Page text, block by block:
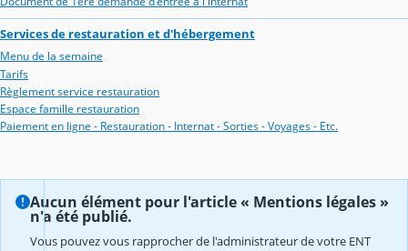
Services de restauration et d'hébergement
Menu de la semaine
Tarifs
Règlement service restauration
Espace famille restauration
Paiement en ligne - Restauration - Internat - Sorties - Voyages - Etc.
Aucun élément pour l'article « Mentions légales »
n'a été publié.
Vous pouvez vous rapprocher de l'administrateur de votre ENT